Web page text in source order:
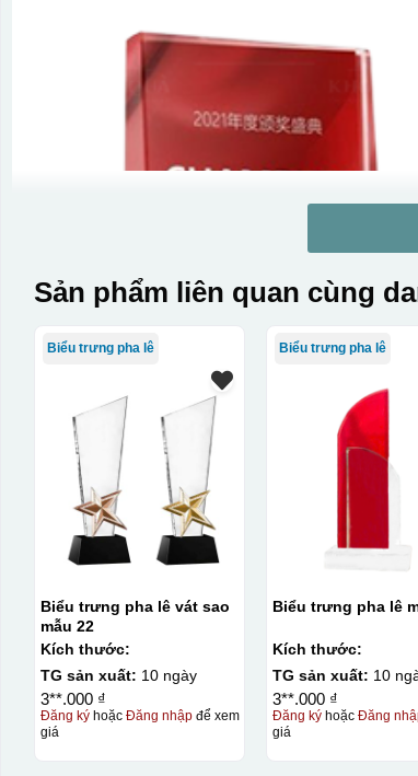
Sản phẩm liên quan cùng
Biểu trưng pha lê
Biểu trưng pha lê vát sao
mẫu 22
Kích thước:
TG sản xuất: 10 ngày
3**.000 ₫
Đăng kýhoặc Đăng nhậpđể xem
giá
Biểu trưng pha lê
Biểu trưng pha lê
Kích thước:
TG sản xuất: 10
3**.000 ₫
Đăng ký hoặcĐăng
giá